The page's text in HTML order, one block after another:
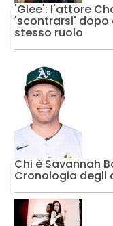
'Glee': l'attore
'scontrarsi' dopo
stesso ruolo
Chi è Savannah
Cronologia degli